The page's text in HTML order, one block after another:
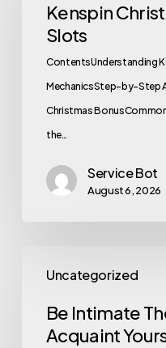
Kenspin
Slots
ContentsUnderstanding
MechanicsStep-by-Step
Christmas
the…
Service Bot
August 6, 2026
Uncategorized
Be Intimate
Acquaint